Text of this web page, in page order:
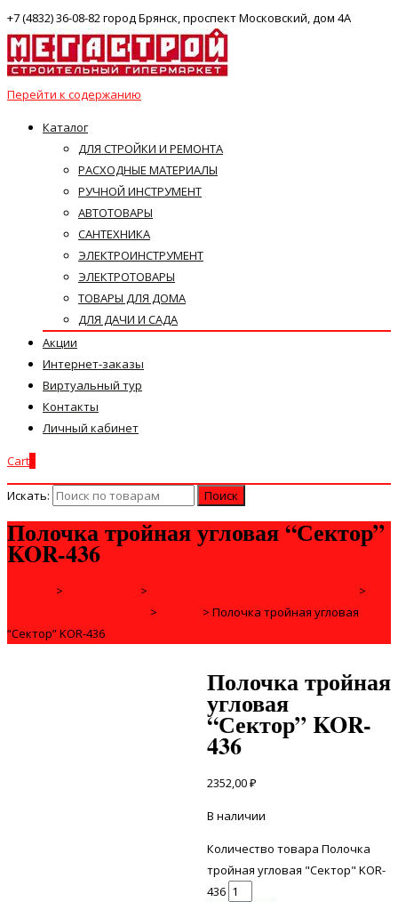
+7 (4832) 36-08-82 город Брянск, проспект Московский, дом 4А
Перейти к содержанию
Каталог
ДЛЯ СТРОЙКИ И РЕМОНТА
РАСХОДНЫЕ МАТЕРИАЛЫ
РУЧНОЙ ИНСТРУМЕНТ
АВТОТОВАРЫ
САНТЕХНИКА
ЭЛЕКТРОИНСТРУМЕНТ
ЭЛЕКТРОТОВАРЫ
ТОВАРЫ ДЛЯ ДОМА
ДЛЯ ДАЧИ И САДА
Акции
Интернет-заказы
Виртуальный тур
Контакты
Личный кабинет
Cart
Искать:
Полочка тройная угловая “Сектор”
KOR-436
> >
>
> > Полочка тройная угловая
“Сектор” KOR-436
Полочка тройная
угловая
“Сектор” KOR-
436
2352,00₽
В наличии
Количество товара Полочка
тройная угловая "Сектор" KOR-
436